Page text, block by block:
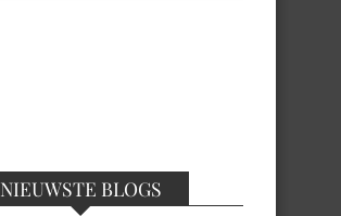
NIEUWSTE BLOGS